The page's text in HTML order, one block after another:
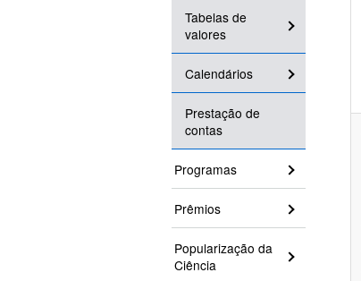
Tabelas de
valores
Calendários
Prestação de
contas
Programas
Prêmios
Popularização da
Ciência